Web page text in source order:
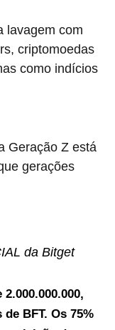
lavagem com
criptomoedas
como indícios
Geração Z está
gerações
da Bitget
BFT. Os 75%